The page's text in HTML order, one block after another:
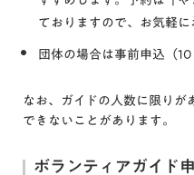
ておりますので、お気軽に
団体の場合は事前申込（
なお、ガイドの人数に限りが
できないことがあります。
ボランティアガイド